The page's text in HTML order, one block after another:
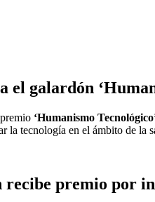
el galardón
‘Humanismo
la tecnología en el ámbito de la
recibe premio por